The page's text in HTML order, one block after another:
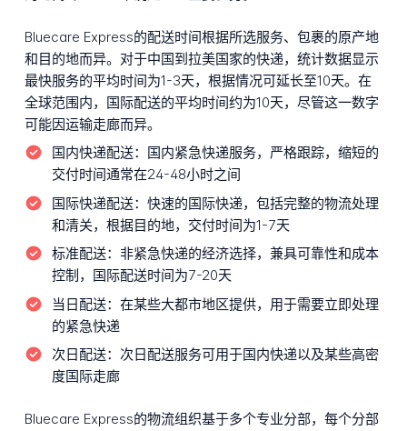
Bluecare Express的配送时间根据所选服务、包裹的原产地
和目的地而异。对于中国到拉美国家的快递，统计数据显示
最快服务的平均时间为1-3天，根据情况可延长至10天。在
全球范围内，国际配送的平均时间约为10天，尽管这一数字
可能因运输走廊而异。
国内快递配送：
国内紧急快递服务，严格跟踪，缩短的
交付时间通常在24-48小时之间
国际快递配送： 快速的国际快递，包括完整的物流处理
和清关，根据目的地，交付时间为1-7天
标准配送： 非紧急快递的经济选择，兼具可靠性和成本
控制，国际配送时间为7-20天
当日配送： 在某些大都市地区提供，用于需要立即处理
的紧急快递
次日配送： 次日配送服务可用于国内快递以及某些高密
度国际走廊
Bluecare Express的物流组织基于多个专业分部，每个分部